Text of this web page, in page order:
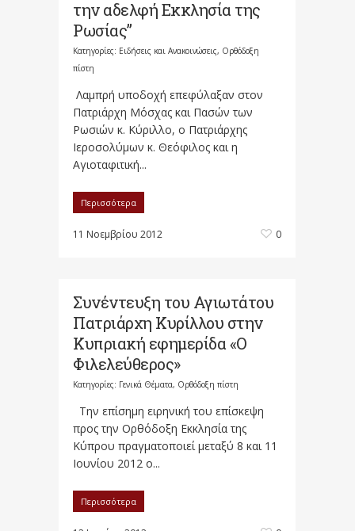
την αδελφή Εκκλησία της
Ρωσίας”
Κατηγορίες: Ειδήσεις και Ανακοινώσεις, Ορθόδοξη
πίστη
Λαμπρή υποδοχή επεφύλαξαν στον
Πατριάρχη Μόσχας και Πασών των
Ρωσιών κ. Κύριλλο, ο Πατριάρχης
Ιεροσολύμων κ. Θεόφιλος και η
Αγιοταφιτική...
Περισσότερα
11 Νοεμβρίου 2012 0
Συνέντευξη του Αγιωτάτου
Πατριάρχη Κυρίλλου στην
Κυπριακή εφημερίδα «Ο
Φιλελεύθερος»
Κατηγορίες: Γενικά Θέματα, Ορθόδοξη πίστη
Την επίσημη ειρηνική του επίσκεψη
προς την Ορθόδοξη Εκκλησία της
Κύπρου πραγματοποιεί μεταξύ 8 και 11
Ιουνίου 2012 ο...
Περισσότερα